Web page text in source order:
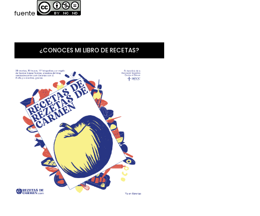
fuente
¿CONOCES MI LIBRO DE RECETAS?